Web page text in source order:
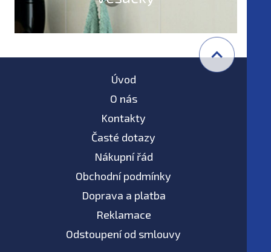
Úvod
O nás
Kontakty
Časté dotazy
Nákupní řád
Obchodní podmínky
Doprava a platba
Reklamace
Odstoupení od smlouvy